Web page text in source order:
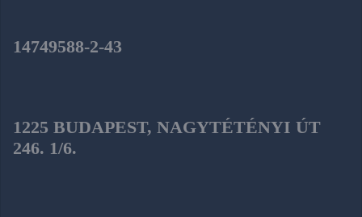
14749588-2-43
1225 BUDAPEST, NAGYTÉTÉNYI ÚT
246. 1/6.